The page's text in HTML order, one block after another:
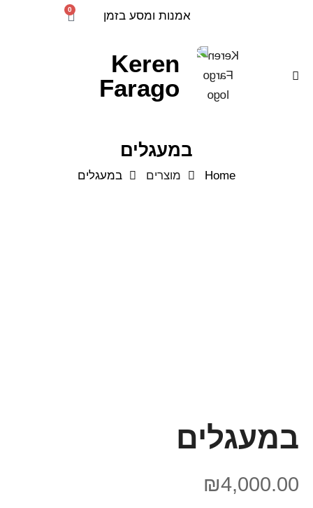
אמנות ומסע בזמן 0
Keren
Farago
במעגלים
Home מוצרים במעגלים
במעגלים
₪4,000.00